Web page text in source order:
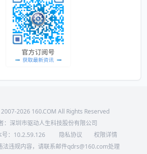
2026 160.COM All Rights Reserved
：深圳市驱动人生科技股份有限公司
： 10.2.59.126 隐私协议
权限详情
法违规内容，请联系邮件qdrs@160.com处理